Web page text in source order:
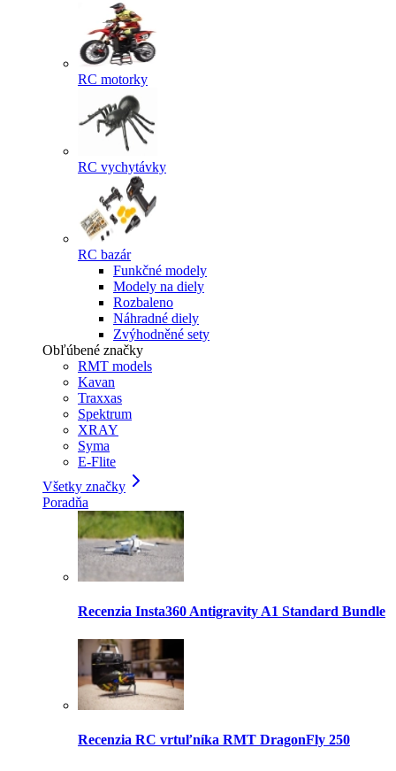
RC motorky
RC vychytávky
RC bazár
Funkčné modely
Modely na diely
Rozbaleno
Náhradné diely
Zvýhodněné sety
Obľúbené značky
RMT models
Kavan
Traxxas
Spektrum
XRAY
Syma
E-Flite
Všetky značky
Poradňa
Recenzia Insta360 Antigravity A1 Standard Bundle
Recenzia RC vrtuľníka RMT DragonFly 250